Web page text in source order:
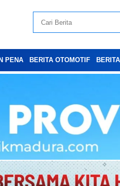
PENA BERITA OTOMOTIF